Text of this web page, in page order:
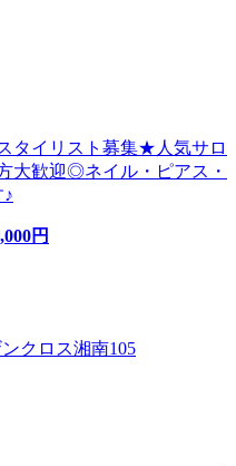
タイリスト募集★人気サロ
大歓迎◎ネイル・ピアス・
円
クロス湘南105